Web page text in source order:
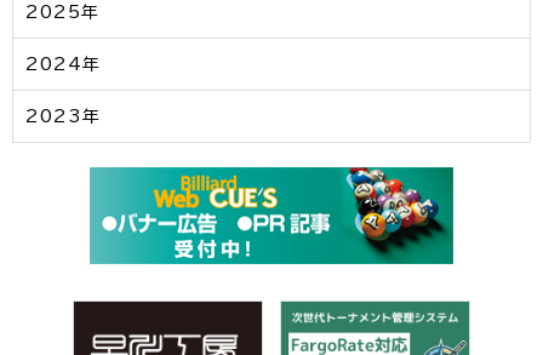
2025年
2024年
2023年